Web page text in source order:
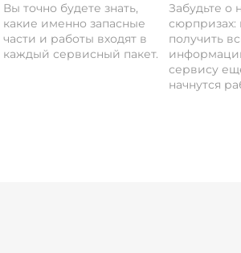
Вы точно будете знать,
какие именно запасные
части и работы входят в
каждый сервисный пакет.
Забудьте о
получить
сервису
начнутся